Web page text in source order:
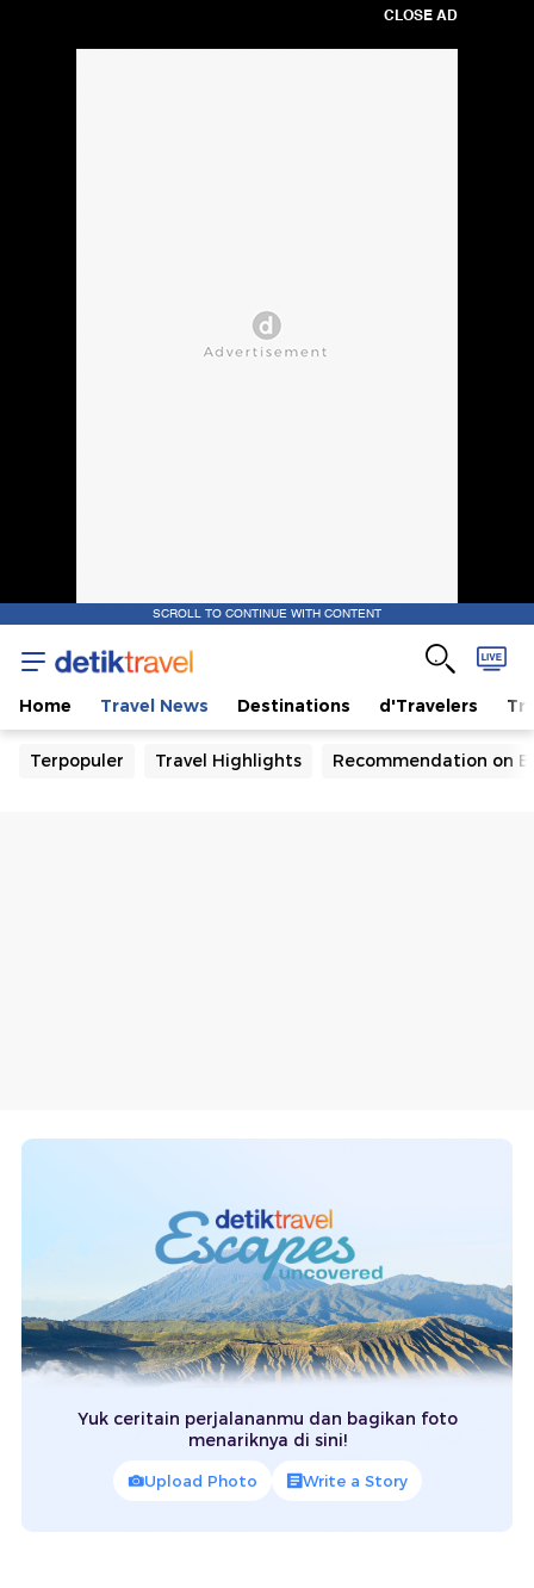
CLOSE AD
SCROLL TO CONTINUE WITH CONTENT
Home Travel News Destinations d'Travelers
Terpopuler Travel Highlights Recommendation on
Yuk ceritain perjalananmu dan bagikan foto
menariknya di sini!
Upload Photo Write a Story